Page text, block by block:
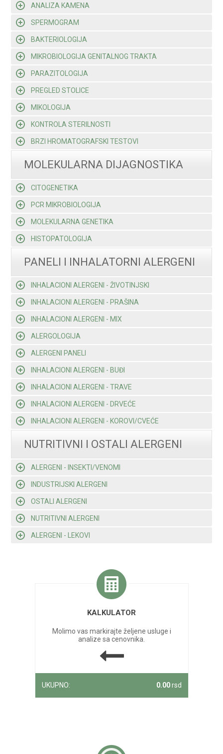
ANALIZA KAMENA
SPERMOGRAM
BAKTERIOLOGIJA
MIKROBIOLOGIJA GENITALNOG TRAKTA
PARAZITOLOGIJA
PREGLED STOLICE
MIKOLOGIJA
KONTROLA STERILNOSTI
BRZI HROMATOGRAFSKI TESTOVI
MOLEKULARNA DIJAGNOSTIKA
CITOGENETIKA
PCR MIKROBIOLOGIJA
MOLEKULARNA GENETIKA
HISTOPATOLOGIJA
PANELI I INHALATORNI ALERGENI
INHALACIONI ALERGENI - ŽIVOTINJSKI
INHALACIONI ALERGENI - PRAŠINA
INHALACIONI ALERGENI - MIX
ALERGOLOGIJA
ALERGENI PANELI
INHALACIONI ALERGENI - BUĐI
INHALACIONI ALERGENI - TRAVE
INHALACIONI ALERGENI - DRVEĆE
INHALACIONI ALERGENI - KOROVI/CVEĆE
NUTRITIVNI I OSTALI ALERGENI
ALERGENI - INSEKTI/VENOMI
INDUSTRIJSKI ALERGENI
OSTALI ALERGENI
NUTRITIVNI ALERGENI
ALERGENI - LEKOVI
KALKULATOR
Molimo vas markirajte željene usluge i
analize sa cenovnika.
UKUPNO: 0.00rsd